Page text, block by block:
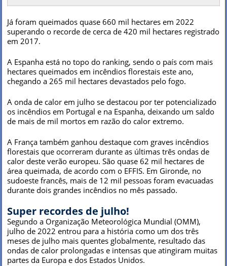
Já foram queimados quase 660 mil hectares em 2022
superando o recorde de cerca de 420 mil hectares registrado
em 2017.
A Espanha está no topo do ranking, sendo o país com mais
hectares queimados em incêndios florestais este ano,
chegando a 265 mil hectares devastados pelo fogo.
A onda de calor em julho se destacou por ter potencializado
os incêndios em Portugal e na Espanha, deixando um saldo
de mais de mil mortos em razão do calor extremo.
A França também ganhou destaque com graves incêndios
florestais que ocorreram durante as últimas três ondas de
calor deste verão europeu. São quase 62 mil hectares de
área queimada, de acordo com o EFFIS. Em Gironde, no
sudoeste francês, mais de 12 mil pessoas foram evacuadas
durante dois grandes incêndios no mês passado.
Super recordes de julho!
Segundo a Organização Meteorológica Mundial (OMM),
julho de 2022 entrou para a história como um dos três
meses de julho mais quentes globalmente, resultado das
ondas de calor prolongadas e intensas que atingiram muitas
partes da Europa e dos Estados Unidos.